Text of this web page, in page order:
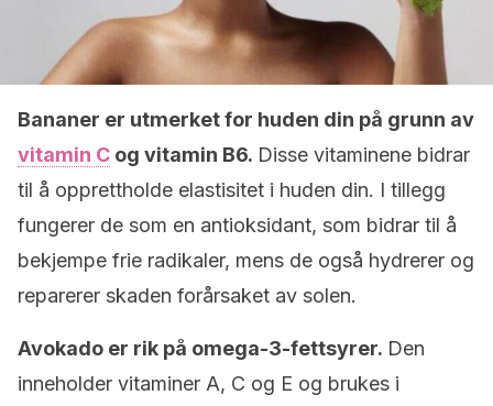
Bananer er utmerket for huden din på grunn av
vitamin C og vitamin B6. Disse vitaminene bidrar
til å opprettholde elastisitet i huden din. I tillegg
fungerer de som en antioksidant, som bidrar til å
bekjempe frie radikaler, mens de også hydrerer og
reparerer skaden forårsaket av solen.
Avokado er rik på omega-3-fettsyrer. Den
inneholder vitaminer A, C og E og brukes i